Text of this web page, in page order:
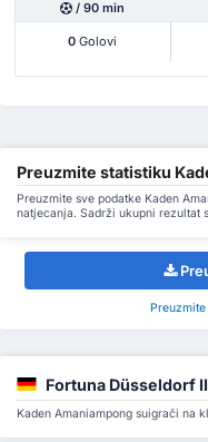
/ 90 min
0 Golovi
Preuzmite statistiku
Preuzmite sve podatke Kaden
natjecanja. Sadrži ukupni rezultat
Fortuna Düsseldorf
Kaden Amaniampong suigrači na